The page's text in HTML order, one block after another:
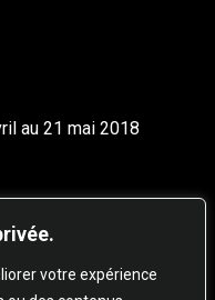
votre expérience
au 21 mai 2018